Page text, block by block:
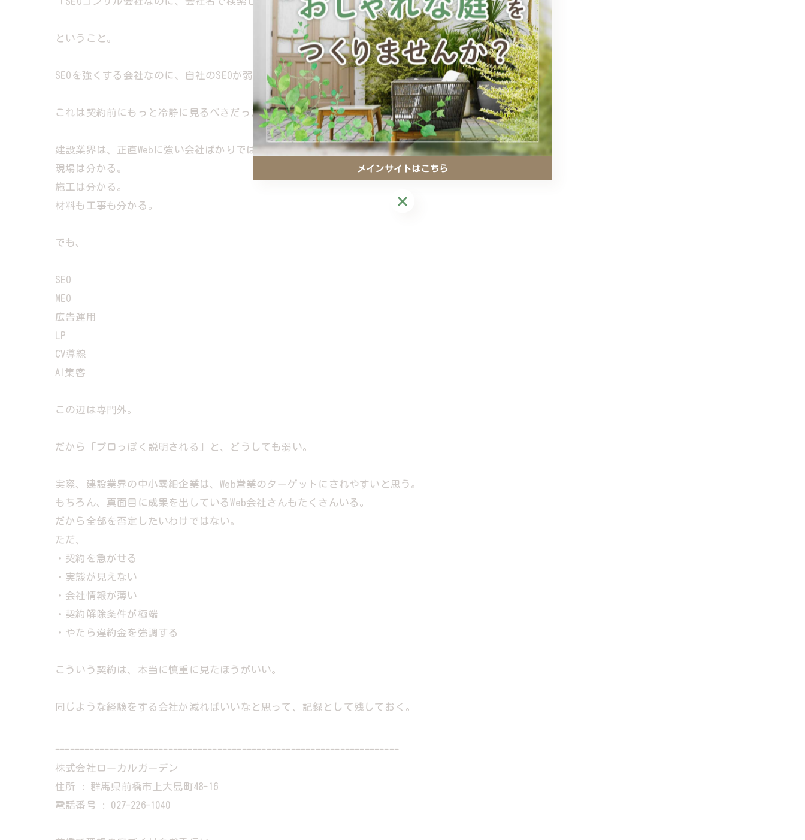
ということ。
SEOを強くする会社なのに、自社のSEOが弱い。
これは契約前にもっと冷静に見るべきだった。
建設業界は、正直Webに強い会社ばかりではない。
現場は分かる。
施工は分かる。
材料も工事も分かる。
でも、
SEO
MEO
広告運用
LP
CV導線
AI集客
この辺は専門外。
だから「プロっぽく説明される」と、どうしても弱い。
実際、建設業界の中小零細企業は、Web営業のターゲットにされやすいと思う。
もちろん、真面目に成果を出しているWeb会社さんもたくさんいる。
だから全部を否定したいわけではない。
ただ、
・契約を急がせる
・実態が見えない
・会社情報が薄い
・契約解除条件が極端
・やたら違約金を強調する
こういう契約は、本当に慎重に見たほうがいい。
同じような経験をする会社が減ればいいなと思って、記録として残しておく。
----------------------------------------------------------------------
株式会社ローカルガーデン
住所 : 群馬県前橋市上大島町48-16
電話番号 : 027-226-1040
メインサイトはこちら
メインサイトはこちら